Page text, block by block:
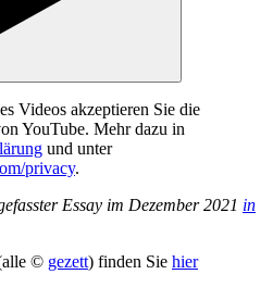
Videos akzeptieren Sie die
YouTube. Mehr dazu in
und unter
privacy.
Essay im Dezember 2021 in
© gezett) finden Sie hier